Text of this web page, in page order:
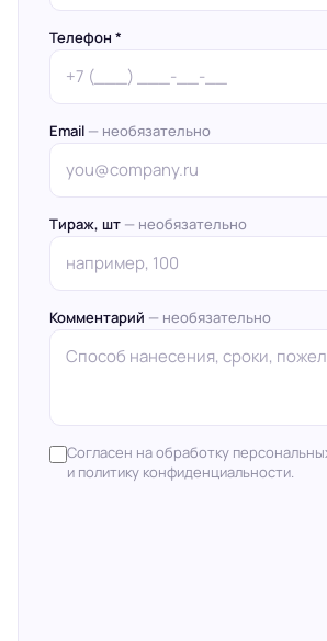
Телефон *
Email — необязательно
Тираж, шт — необязательно
Комментарий — необязательно
Согласен на обработку
и политику конфиденциальности.